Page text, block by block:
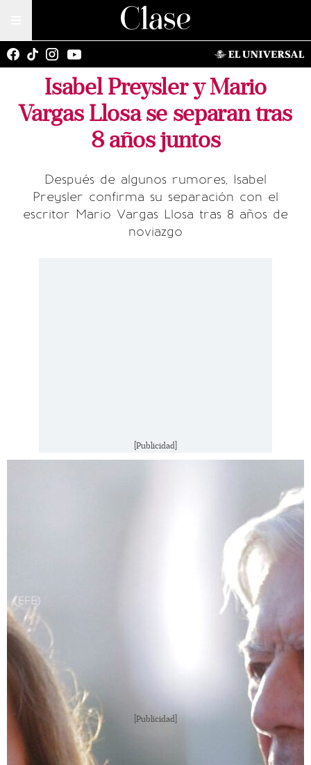
Isabel Preysler y Mario
Vargas Llosa se separan tras
8 años juntos
Después de algunos rumores, Isabel
Preysler confirma su separación con el
escritor Mario Vargas Llosa tras 8 años de
noviazgo
[Publicidad]
(EFE)
[Publicidad]